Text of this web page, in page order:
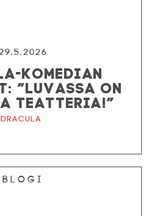
KOMEDIAN
”LUVASSA ON
TEATTERIA!”
Dracula
Blogi